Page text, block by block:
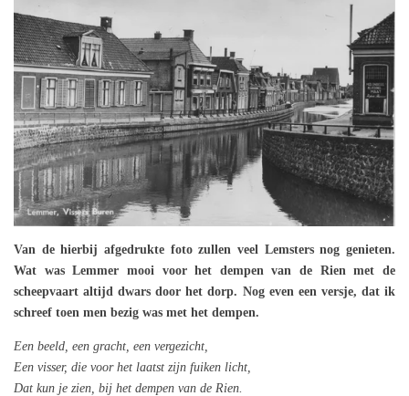
Van de hierbij afgedrukte foto zullen veel Lemsters nog genieten.
Wat was Lemmer mooi voor het dempen van de Rien met de
scheepvaart altijd dwars door het dorp. Nog even een versje, dat ik
schreef toen men bezig was met het dempen.
Een beeld, een gracht, een vergezicht,
Een visser, die voor het laatst zijn fuiken licht,
Dat kun je zien, bij het dempen van de Rien.